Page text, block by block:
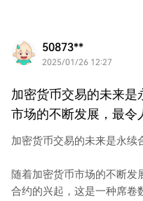
50873**
2025/01/26 12:27
加密货币交易的未来是
市场的不断发展，最令
加密货币交易的未来是永续
随着加密货币市场的不断发
合约的兴起，这是一种席卷